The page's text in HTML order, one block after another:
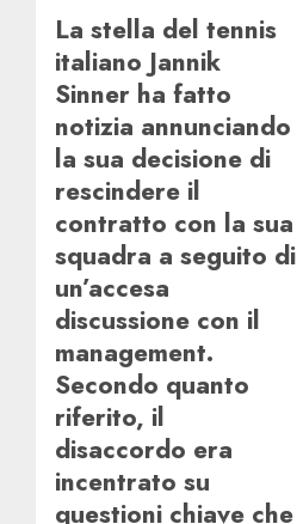
La stella del tennis
italiano Jannik
Sinner ha fatto
notizia annunciando
la sua decisione di
rescindere il
contratto con la sua
squadra a seguito di
un’accesa
discussione con il
management.
Secondo quanto
riferito, il
disaccordo era
incentrato su
questioni chiave che